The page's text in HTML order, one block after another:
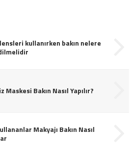
kullanırken bakın nelere
Maskesi Bakın Nasıl Yapılır?
Makyajı Bakın Nasıl